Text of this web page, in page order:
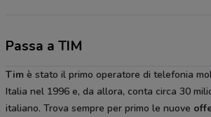
Passa a TIM
Tim è stato il primo operatore di telefonia
Italia nel 1996 e, da allora, conta circa 30
italiano. Trova sempre per primo le nuove